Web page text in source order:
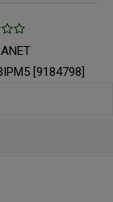
[9184798]